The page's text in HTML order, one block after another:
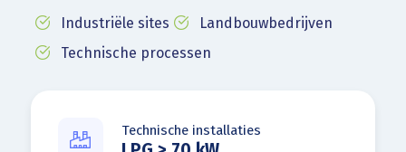
Industriële sites
Landbouwbedrijven
Technische processen
Technische installaties